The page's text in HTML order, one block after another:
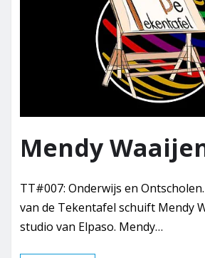
Mendy
TT#007: Onderwijs en
van de Tekentafel schuift Mendy
studio van Elpaso. Mendy…